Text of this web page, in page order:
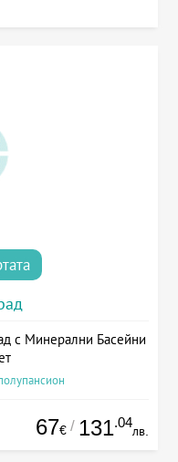
с Минерални Басейни
67€ / 131.04
лв.